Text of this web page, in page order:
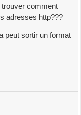
trouver comment
adresses http???
peut sortir un format